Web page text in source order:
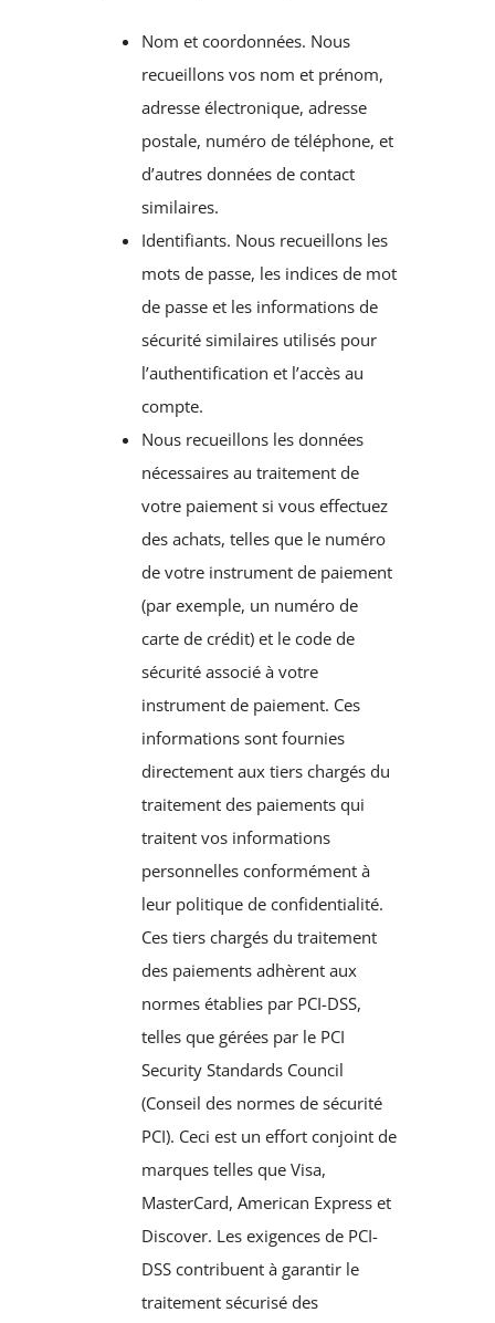
Nom et coordonnées. Nous
recueillons vos nom et prénom,
adresse électronique, adresse
postale, numéro de téléphone, et
d’autres données de contact
similaires.
Identifiants. Nous recueillons les
mots de passe, les indices de mot
de passe et les informations de
sécurité similaires utilisés pour
l’authentification et l’accès au
compte.
Nous recueillons les données
nécessaires au traitement de
votre paiement si vous effectuez
des achats, telles que le numéro
de votre instrument de paiement
(par exemple, un numéro de
carte de crédit) et le code de
sécurité associé à votre
instrument de paiement. Ces
informations sont fournies
directement aux tiers chargés du
traitement des paiements qui
traitent vos informations
personnelles conformément à
leur politique de confidentialité.
Ces tiers chargés du traitement
des paiements adhèrent aux
normes établies par PCI-DSS,
telles que gérées par le PCI
Security Standards Council
(Conseil des normes de sécurité
PCI). Ceci est un effort conjoint de
marques telles que Visa,
MasterCard, American Express et
Discover. Les exigences de PCI-
DSS contribuent à garantir le
traitement sécurisé des